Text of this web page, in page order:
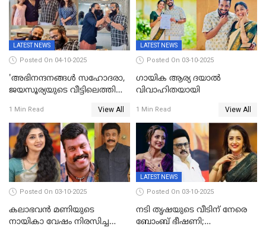
സെൻസർബോർഡിന്റെ
കടുംവെട്ട്
LATEST NEWS
Posted On 04-10-2025
'അഭിനന്ദനങ്ങൾ സഹോദരാ,
ജയസൂര്യയുടെ വീട്ടിലെത്തി
ആഘോഷം'
1 Min Read View All
LATEST NEWS
Posted On 03-10-2025
ഗായിക ആര്യ ദയാൽ
വിവാഹിതയായി
1 Min Read View All
Posted On 03-10-2025
കലാഭവൻ മണിയുടെ
നായികാ വേഷം നിരസിച്ച
LATEST NEWS
Posted On 03-10-2025
നടി തൃഷയുടെ വീടിന് നേരെ
ബോംബ് ഭീഷണി;